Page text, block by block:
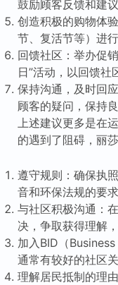
鼓励顾客反馈和建
创造积极的购物体
节、复活节等）进行
回馈社区：举办促
日”活动，以回馈社
保持沟通，及时回
顾客的疑问，保持
上述建议更多是在
的遇到了阻碍，丽
遵守规则：确保执
音和环保法规的要求
与社区积极沟通：
决，争取获得理解
加入BID（
通常有较好的社区
理解居民抵制的理